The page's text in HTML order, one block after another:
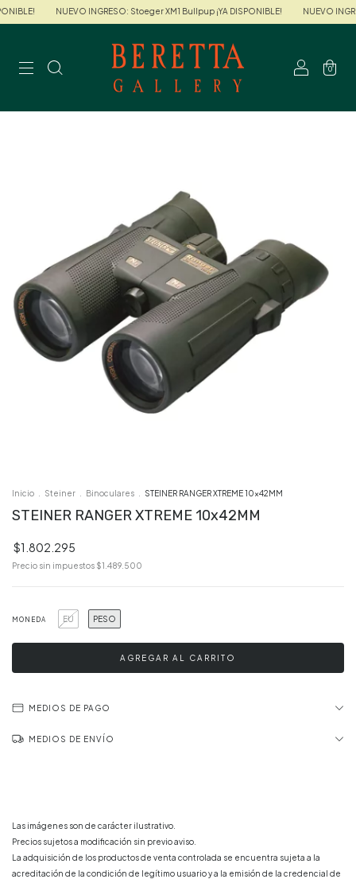
NUEVO INGRESO: Stoeger XM1 Bullpup ¡YA DISPONIBLE! NUEVO
0
Inicio Steiner Binoculares STEINER RANGER XTREME 10x42MM
STEINER RANGER XTREME 10x42MM
$1.802.295
Precio sin impuestos $1.489.500
MONEDA EU PESO
MEDIOS DE PAGO
MEDIOS DE ENVÍO
Las imágenes son de carácter ilustrativo.
Precios sujetos a modificación sin previo aviso.
La adquisición de los productos de venta controlada se encuentra sujeta a la
acreditación de la condición de legítimo usuario y a la emisión de la credencial de